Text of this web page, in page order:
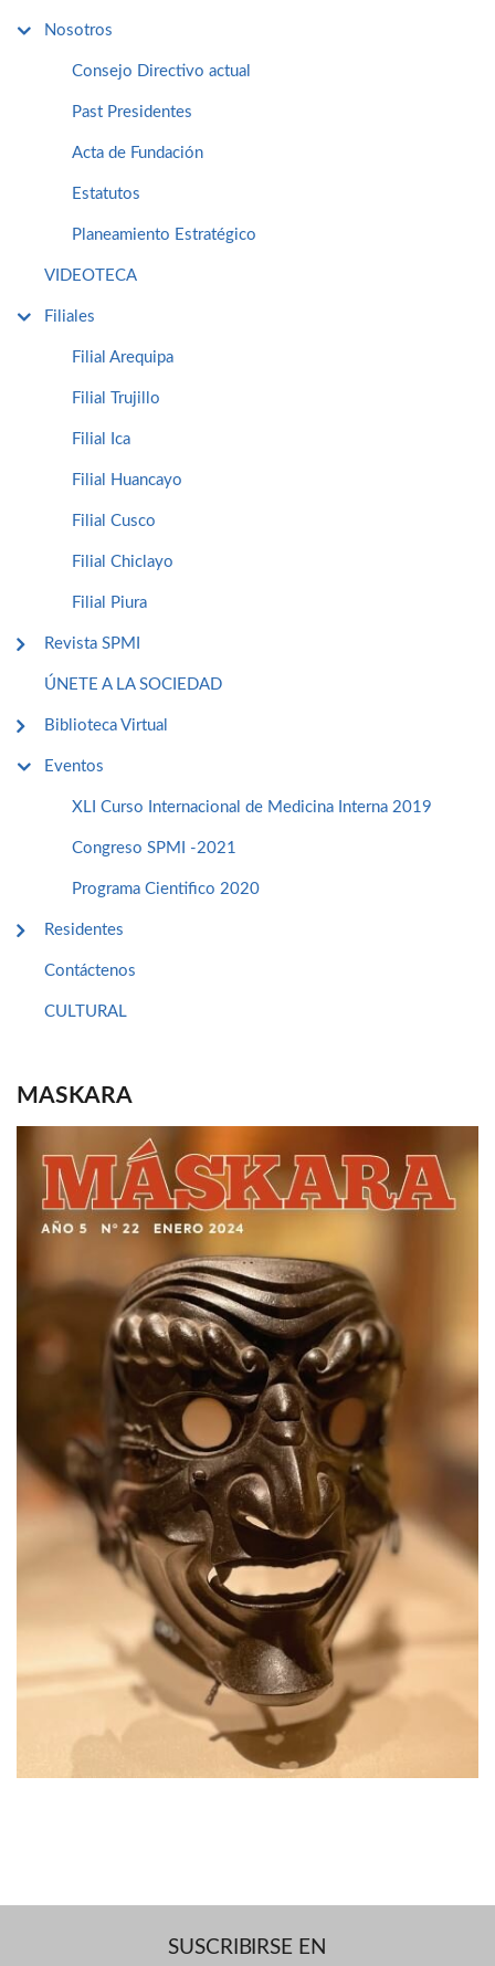
Nosotros
Consejo Directivo actual
Past Presidentes
Acta de Fundación
Estatutos
Planeamiento Estratégico
VIDEOTECA
Filiales
Filial Arequipa
Filial Trujillo
Filial Ica
Filial Huancayo
Filial Cusco
Filial Chiclayo
Filial Piura
Revista SPMI
ÚNETE A LA SOCIEDAD
Biblioteca Virtual
Eventos
XLI Curso Internacional de Medicina Interna 2019
Congreso SPMI -2021
Programa Cientifico 2020
Residentes
Contáctenos
CULTURAL
MASKARA
SUSCRIBIRSE EN